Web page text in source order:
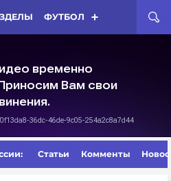
ФУТБОЛ
Статьи Комменты